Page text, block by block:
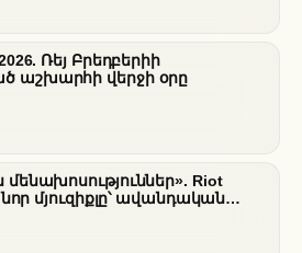
Ռեյ Բրեդբերիի
աշխարհի վերջի օրը
Riot
մյուզիքլը՝ ավանդական
նոր վերաիմաստավորում